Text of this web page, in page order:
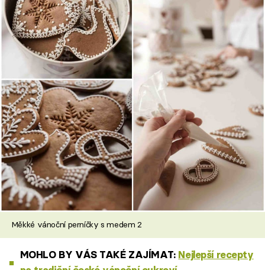
Měkké vánoční perníčky s medem 2
MOHLO BY VÁS TAKÉ ZAJÍMAT: Nejlepší recepty